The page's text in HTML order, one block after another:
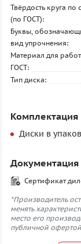
Твёрдость круга по
(по ГОСТ):
Буквы,
вид упрочнения:
Материал для
ГОСТ:
Тип диска:
Комплектация
Диски в
Документация
Сертификат
*Производитель
менять
место его
публичной офертой